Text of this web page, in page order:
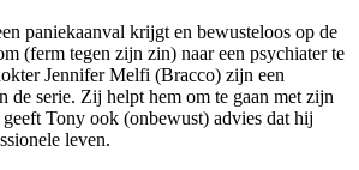
paniekaanval krijgt en bewusteloos op de
(ferm tegen zijn zin) naar een psychiater te
Jennifer Melfi (Bracco) zijn een
de serie. Zij helpt hem om te gaan met zijn
Tony ook (onbewust) advies dat hij
leven.